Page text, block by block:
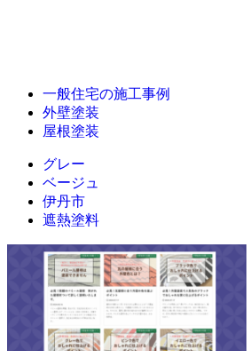
一般住宅の施工事例
外壁塗装
屋根塗装
グレー
ベージュ
伊丹市
遮熱塗料